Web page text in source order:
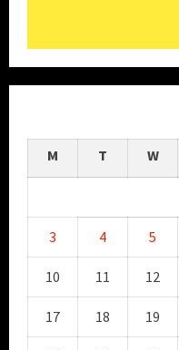
M T W
3 4 5
10 11 12
17 18 19